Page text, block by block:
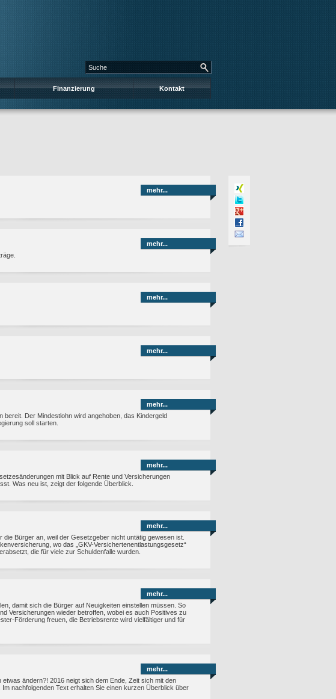
Finanzierung Kontakt
mehr...
mehr...
mehr...
mehr...
Der Mindestlohn wird angehoben, das Kindergeld
soll starten.
mehr...
mit Blick auf Rente und Versicherungen
Was neu ist, zeigt der folgende Überblick.
mehr...
Bürger an, weil der Gesetzgeber nicht untätig gewesen ist.
wo das „GKV-Versichertenentlastungsgesetz“
die für viele zur Schuldenfalle wurden.
mehr...
damit sich die Bürger auf Neuigkeiten einstellen müssen. So
Versicherungen wieder betroffen, wobei es auch Positives zu
Förderung freuen, die Betriebsrente wird vielfältiger und für
mehr...
ändern?! 2016 neigt sich dem Ende, Zeit sich mit den
nachfolgenden Text erhalten Sie einen kurzen Überblick über
mehr...